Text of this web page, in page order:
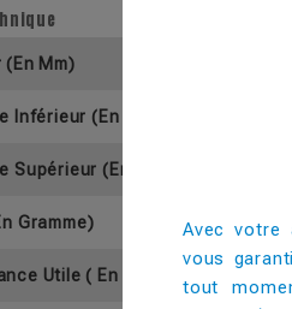
(En Mm)
Inférieur (En Mm)
Supérieur (En Mm)
Gramme)
Utile ( En Cl)
Avec votre
vous
tout